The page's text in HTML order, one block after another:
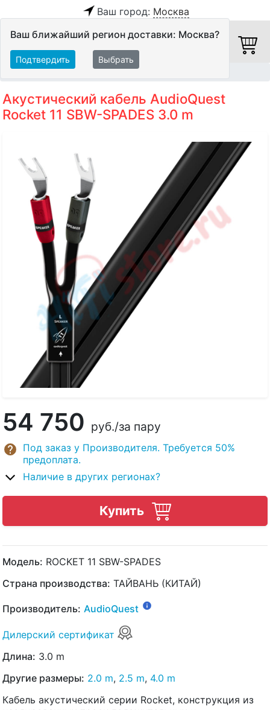
Ваш город: Москва
Ваш ближайший регион доставки: Москва?
Подтвердить Выбрать
Акустический кабель AudioQuest
Rocket 11 SBW-SPADES 3.0 m
54 750 руб./за пару
Под заказ у Производителя. Требуется 50%
предоплата.
Наличие в других регионах?
Купить
Модель: ROCKET 11 SBW-SPADES
Страна производства: ТАЙВАНЬ (КИТАЙ)
Производитель: AudioQuest
Дилерский сертификат
Длина: 3.0 m
Другие размеры: 2.0 m, 2.5 m, 4.0 m
Кабель акустический серии Rocket, конструкция из